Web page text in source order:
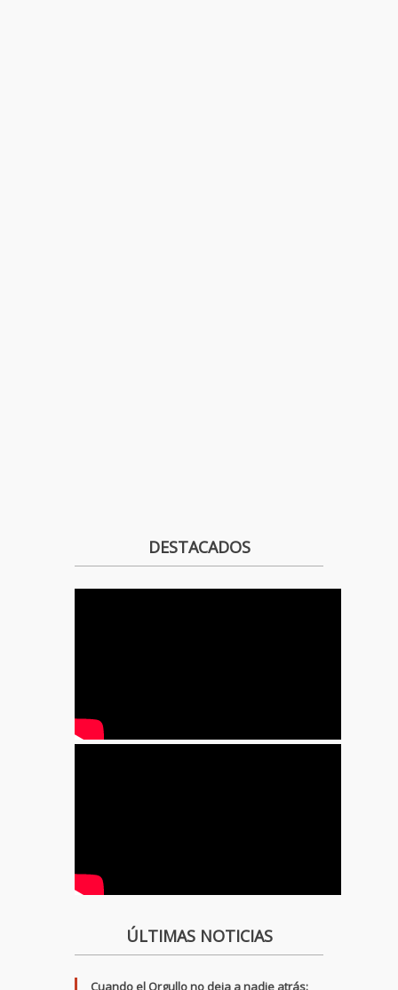
DESTACADOS
ÚLTIMAS NOTICIAS
Cuando el Orgullo no deja a nadie atrás: